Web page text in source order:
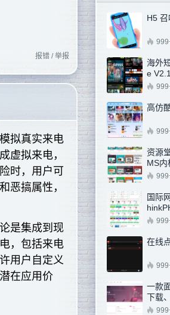
报错 / 举报
拟真实来电
虚拟来电，
时，用户可
恶搞属性，
是集成到现
，包括来电
用户自定义
在应用价
H5
海外
e
汉化
高仿
资源
MS内
员模块
国际
顶）
在线
一款
下载
讯类